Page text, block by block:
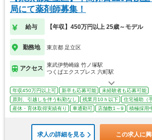
局にて薬剤師募集！
給与 【年収】450万円以上 25歳～モデル
勤務地 東京都 足立区
アクセス
東武伊勢崎線 竹ノ塚駅
つくばエクスプレス 六町駅
年収450万円以上可 新卒も応募可能
未経験者も応募可能
原則、引越しを伴う転勤なし
残業月10ｈ以下
住宅補助（
産休・育休取得実績有り
車通勤可 店舗数1～9 積極採用
求人の詳細を見る この求人に